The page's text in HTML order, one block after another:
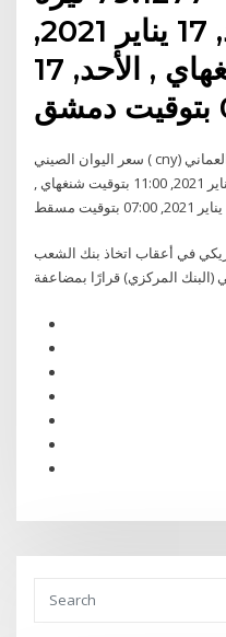
سورية. الأحد, 17 يناير 2021,
11:00 بتوقيت شنغهاي , الأحد, 17
سعر اليوان الصيني ( cny) مقابل الريال العماني ( omr) اليوم . 1 يوان
صيني = 0.0594 ريال عماني. الأحد, 17 يناير 2021, 11:00 بتوقيت شنغهاي ,
في أعقاب اتخاذ بنك الشعب
(البنك المركزي) قرارًا بمضاعفة